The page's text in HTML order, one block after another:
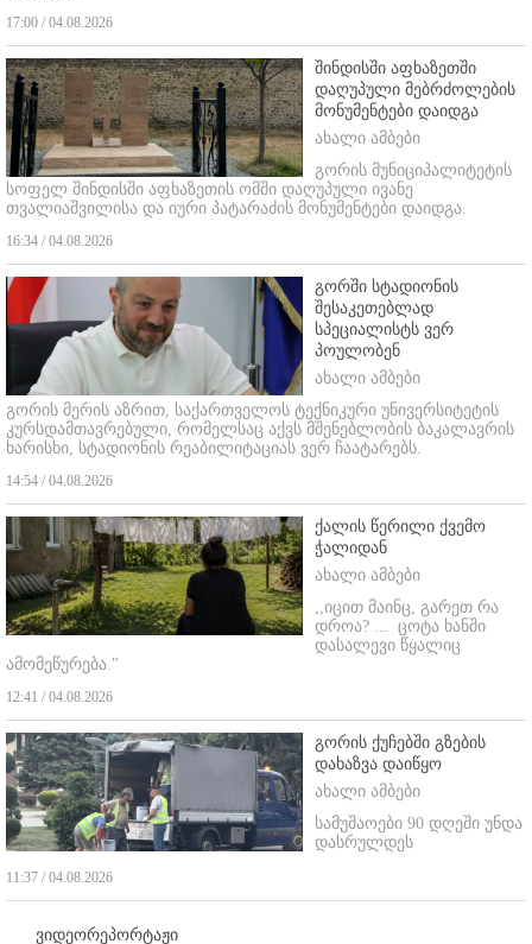
17:00 / 04.08.2026
შინდისში აფხაზეთში
დაღუპული მებრძოლების
მონუმენტები დაიდგა
ახალი ამბები
გორის მუნიციპალიტეტის
სოფელ შინდისში აფხაზეთის ომში დაღუპული ივანე
თვალიაშვილისა და იური პატარაძის მონუმენტები დაიდგა.
16:34 / 04.08.2026
გორში სტადიონის
შესაკეთებლად
სპეციალისტს ვერ
პოულობენ
ახალი ამბები
გორის მერის აზრით, საქართველოს ტექნიკური უნივერსიტეტის
კურსდამთავრებული, რომელსაც აქვს მშენებლობის ბაკალავრის
ხარისხი, სტადიონის რეაბილიტაციას ვერ ჩაატარებს.
14:54 / 04.08.2026
ქალის წერილი ქვემო
ჭალიდან
ახალი ამბები
,,იცით მაინც, გარეთ რა
დროა? ... ცოტა ხანში
დასალევი წყალიც
ამომეწურება."
12:41 / 04.08.2026
გორის ქუჩებში გზების
დახაზვა დაიწყო
ახალი ამბები
სამუშაოები 90 დღეში უნდა
დასრულდეს
11:37 / 04.08.2026
ვიდეორეპორტაჟი